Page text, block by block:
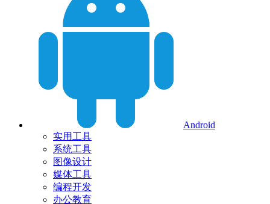
Android
实用工具
系统工具
图像设计
媒体工具
编程开发
办公教育